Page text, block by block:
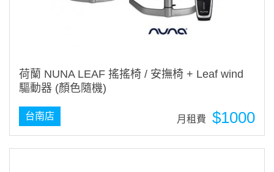
荷蘭 NUNA LEAF 搖搖椅 / 安撫椅 + Leaf wind
驅動器 (顏色隨機)
$1000
月租費
台南店